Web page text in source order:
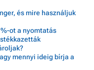
és mire használjuk
ot a nyomtatás
mennyi ideig bírja a